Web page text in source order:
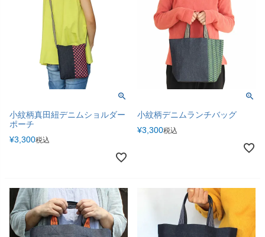
小紋柄真田紐デニムショルダー
ポーチ
¥3,300税込
小紋柄デニムランチバッグ
¥3,300税込